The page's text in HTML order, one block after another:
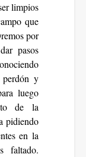
limpios
que
por
pasos
perdón y
luego
de la
pidiendo
en la
faltado.